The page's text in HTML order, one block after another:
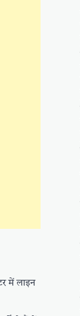
में लाइन